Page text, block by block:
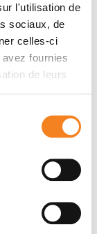
l'utilisation de
sociaux, de
celles-ci
fournies
de leurs